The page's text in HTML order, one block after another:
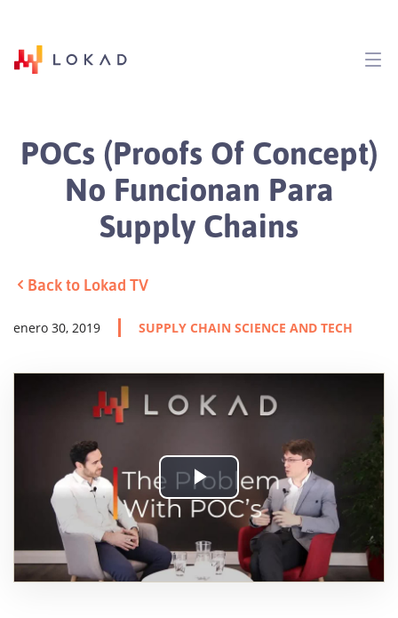
POCs (Proofs Of Concept)
No Funcionan Para
Supply Chains
Back to Lokad TV
enero 30, 2019 SUPPLY CHAIN SCIENCE AND TECH
Play
Video